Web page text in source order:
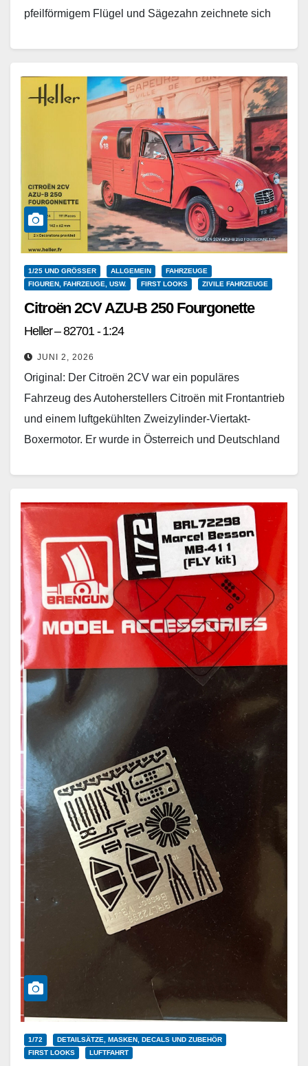
pfeilförmigem Flügel und Sägezahn zeichnete sich
Weiterlesen
1/25 UND GRÖSSER ALLGEMEIN
FAHRZEUGE
FIGUREN, FAHRZEUGE, USW.
FIRST LOOKS ZIVILE FAHRZEUGE
Citroën 2CV AZU-B 250 Fourgonette
Heller – 82701 - 1:24
JUNI 2, 2026
Original: Der Citroën 2CV war ein populäres
Fahrzeug des Autoherstellers Citroën mit Frontantrieb
und einem luftgekühlten Zweizylinder-Viertakt-
Boxermotor. Er wurde in Österreich und Deutschland
1/72
DETAILSÄTZE, MASKEN, DECALS UND ZUBEHÖR
FIRST LOOKS
LUFTFAHRT